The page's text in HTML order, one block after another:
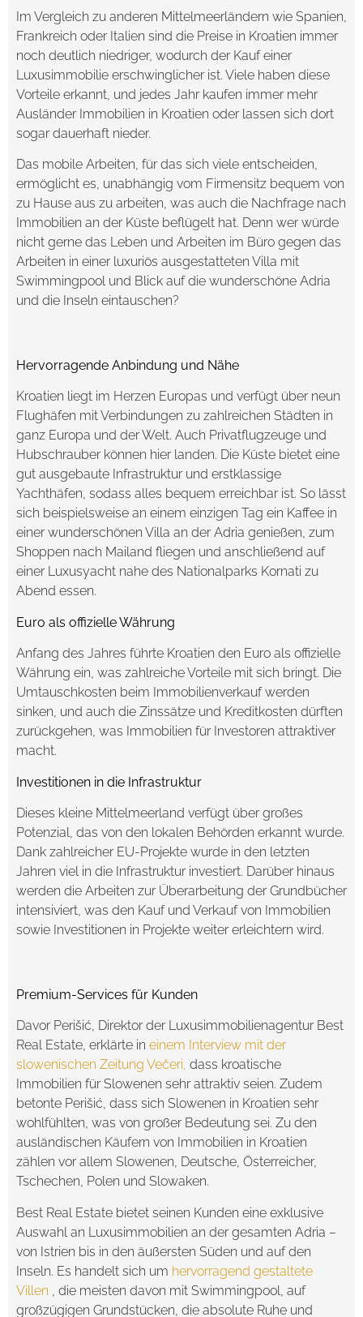
Im Vergleich zu anderen Mittelmeerländern wie Spanien,
Frankreich oder Italien sind die Preise in Kroatien immer
noch deutlich niedriger, wodurch der Kauf einer
Luxusimmobilie erschwinglicher ist. Viele haben diese
Vorteile erkannt, und jedes Jahr kaufen immer mehr
Ausländer Immobilien in Kroatien oder lassen sich dort
sogar dauerhaft nieder.
Das mobile Arbeiten, für das sich viele entscheiden,
ermöglicht es, unabhängig vom Firmensitz bequem von
zu Hause aus zu arbeiten, was auch die Nachfrage nach
Immobilien an der Küste beflügelt hat. Denn wer würde
nicht gerne das Leben und Arbeiten im Büro gegen das
Arbeiten in einer luxuriös ausgestatteten Villa mit
Swimmingpool und Blick auf die wunderschöne Adria
und die Inseln eintauschen?
Hervorragende Anbindung und Nähe
Kroatien liegt im Herzen Europas und verfügt über neun
Flughäfen mit Verbindungen zu zahlreichen Städten in
ganz Europa und der Welt. Auch Privatflugzeuge und
Hubschrauber können hier landen. Die Küste bietet eine
gut ausgebaute Infrastruktur und erstklassige
Yachthäfen, sodass alles bequem erreichbar ist. So lässt
sich beispielsweise an einem einzigen Tag ein Kaffee in
einer wunderschönen Villa an der Adria genießen, zum
Shoppen nach Mailand fliegen und anschließend auf
einer Luxusyacht nahe des Nationalparks Kornati zu
Abend essen.
Euro als offizielle Währung
Anfang des Jahres führte Kroatien den Euro als offizielle
Währung ein, was zahlreiche Vorteile mit sich bringt. Die
Umtauschkosten beim Immobilienverkauf werden
sinken, und auch die Zinssätze und Kreditkosten dürften
zurückgehen, was Immobilien für Investoren attraktiver
macht.
Investitionen in die Infrastruktur
Dieses kleine Mittelmeerland verfügt über großes
Potenzial, das von den lokalen Behörden erkannt wurde.
Dank zahlreicher EU-Projekte wurde in den letzten
Jahren viel in die Infrastruktur investiert. Darüber hinaus
werden die Arbeiten zur Überarbeitung der Grundbücher
intensiviert, was den Kauf und Verkauf von Immobilien
sowie Investitionen in Projekte weiter erleichtern wird.
Premium-Services für Kunden
Davor Perišić, Direktor der Luxusimmobilienagentur Best
Real Estate, erklärte in einem Interview mit der
slowenischen Zeitung Večeri, dass kroatische
Immobilien für Slowenen sehr attraktiv seien. Zudem
betonte Perišić, dass sich Slowenen in Kroatien sehr
wohlfühlten, was von großer Bedeutung sei. Zu den
ausländischen Käufern von Immobilien in Kroatien
zählen vor allem Slowenen, Deutsche, Österreicher,
Tschechen, Polen und Slowaken.
Best Real Estate bietet seinen Kunden eine exklusive
Auswahl an Luxusimmobilien an der gesamten Adria –
von Istrien bis in den äußersten Süden und auf den
Inseln. Es handelt sich um hervorragend gestaltete
Villen , die meisten davon mit Swimmingpool, auf
großzügigen Grundstücken, die absolute Ruhe und